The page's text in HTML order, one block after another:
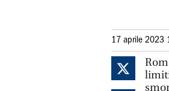
17 aprile 2023